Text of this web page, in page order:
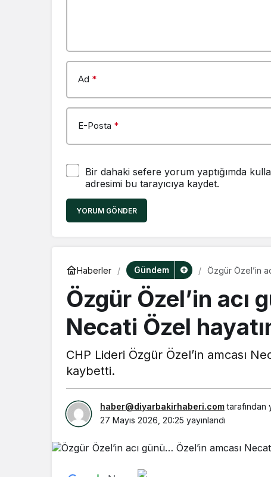
Ad *
E-Posta *
Bir dahaki sefere yorum yaptığımda
adresimi bu tarayıcıya kaydet.
YORUM GÖNDER
Haberler Gündem Özgür Özel’in
Özgür Özel’in acı
Necati Özel
CHP Lideri Özgür Özel’in amcası
kaybetti.
haber@diyarbakirhaberi.comtarafından
27 Mayıs 2026, 20:25 yayınlandı